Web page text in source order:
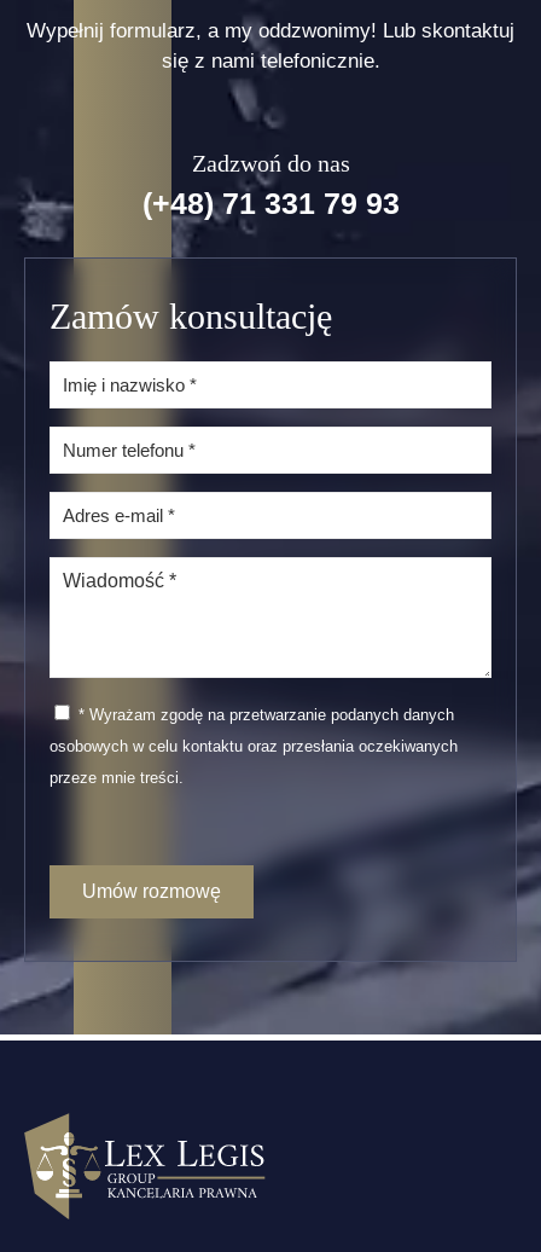
czytaj więcej..
Wypełnij formularz, a my oddzwonimy! Lub skontaktuj
się z nami telefonicznie.
Zadzwoń do nas
(+48) 71 331 79 93
Zamów konsultację
* Wyrażam zgodę na przetwarzanie podanych danych
osobowych w celu kontaktu oraz przesłania oczekiwanych
przeze mnie treści.